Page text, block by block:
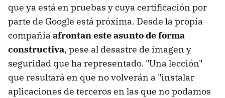
que ya está en pruebas y cuya certificación por
parte de Google está próxima. Desde la propia
compañía afrontan este asunto de forma
constructiva, pese al desastre de imagen y
seguridad que ha representado. "Una lección"
que resultará en que no volverán a "instalar
aplicaciones de terceros en las que no podamos